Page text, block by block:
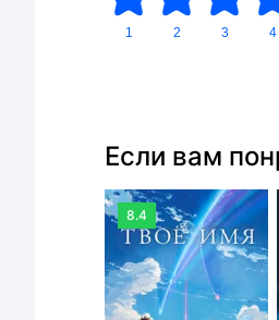
1 2 3 4
Если вам
8.4